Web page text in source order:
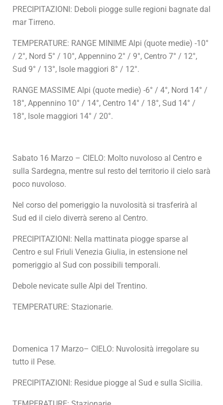
PRECIPITAZIONI: Deboli piogge sulle regioni bagnate dal
mar Tirreno.
TEMPERATURE: RANGE MINIME Alpi (quote medie) -10°
/ 2°, Nord 5° / 10°, Appennino 2° / 9°, Centro 7° / 12°,
Sud 9° / 13°, Isole maggiori 8° / 12°.
RANGE MASSIME Alpi (quote medie) -6° / 4°, Nord 14° /
18°, Appennino 10° / 14°, Centro 14° / 18°, Sud 14° /
18°, Isole maggiori 14° / 20°.
Sabato 16 Marzo – CIELO: Molto nuvoloso al Centro e
sulla Sardegna, mentre sul resto del territorio il cielo sarà
poco nuvoloso.
Nel corso del pomeriggio la nuvolosità si trasferirà al
Sud ed il cielo diverrà sereno al Centro.
PRECIPITAZIONI: Nella mattinata piogge sparse al
Centro e sul Friuli Venezia Giulia, in estensione nel
pomeriggio al Sud con possibili temporali.
Debole nevicate sulle Alpi del Trentino.
TEMPERATURE: Stazionarie.
Domenica 17 Marzo– CIELO: Nuvolosità irregolare su
tutto il Pese.
PRECIPITAZIONI: Residue piogge al Sud e sulla Sicilia.